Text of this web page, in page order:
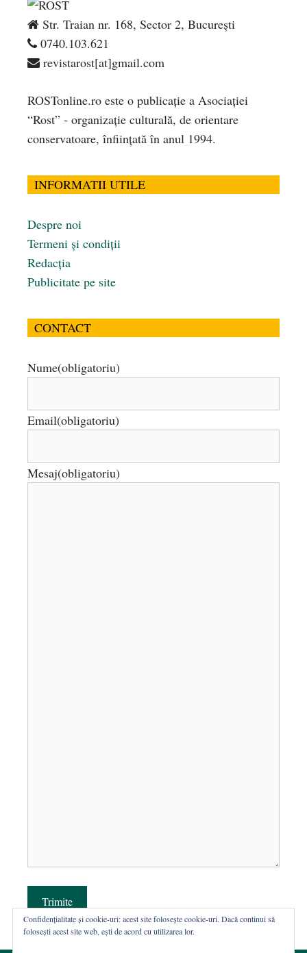
Str. Traian nr. 168, Sector 2, București
0740.103.621
revistarost[at]gmail.com
ROSTonline.ro este o publicaţie a Asociaţiei
“Rost” - organizaţie culturală, de orientare
conservatoare, înfiinţată în anul 1994.
INFORMATII UTILE
Despre noi
Termeni și condiții
Redacția
Publicitate pe site
CONTACT
Nume(obligatoriu)
Email(obligatoriu)
Mesaj(obligatoriu)
Trimite
Confidențialitate și cookie-uri: acest site folosește cookie-uri. Dacă continui să
folosești acest site web, ești de acord cu utilizarea lor.